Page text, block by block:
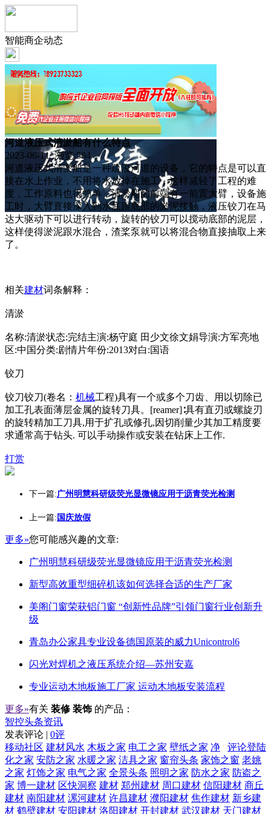
智能商企动态
河道液压式清淤船有什么特点
2023-06-11 浏览:584
河道液压式清淤船是一种疏浚河道的设备，它的特点是可以直
接在水上作业，不用将水放掉在施工，这样减轻了工程的难
度，工作原料也很简单，清淤船的前端有一前置大臂，设备施
工时，大臂直接深入到水底跟底部的淤泥接触，液压铰刀在马
达大驱动下可以进行转动，旋转的铰刀可以搅动底部的泥层，
这样使得淤泥跟水混合，渣桨泵就可以将混合物直接抽取上来
了。
相关建材词条解释：
清淤
名称:清淤状态:完结主演:杨守庭 田少文徐文娟导演:方军亮地
区:中国分类:剧情片年份:2013对白:国语
铰刀
铰刀铰刀(卷名： 机械工程)具有一个或多个刀齿、用以切除已
加工孔表面薄层金属的旋转刀具。[reamer]∶具有直刃或螺旋刃
的旋转精加工刀具,用于扩孔或修孔,因切削量少其加工精度要
求通常高于钻头. 可以手动操作或安装在钻床上工作.
打赏
下一篇:广州明慧科研级荧光显微镜应用于沥青荧光检测
上一篇: 国庆放假
更多»您可能感兴趣的文章:
广州明慧科研级荧光显微镜应用于沥青荧光检测
新型高效重型细碎机该如何选择合适的生产厂家
美阁门窗荣获铝门窗 “创新性品牌”引领门窗行业创新升
级
青岛办公家具专业设备德国原装的威力Unicontrol6
闪光对焊机之液压系统介绍—苏州安嘉
专业运动木地板施工厂家 运动木地板安装流程
更多»有关 装修 装饰 的产品：
智控头条资讯
发表评论 | 0评
评论登陆
移动社区 建材风水 木板之家 电工之家 壁纸之家 净
化之家 安防之家 水暖之家 洁具之家 窗帘头条 家饰之窗 老姚
之家 灯饰之家 电气之家 全景头条 照明之家 防水之家 防盗之
家 博一建材 区快洞察 建材 郑州建材 周口建材 信阳建材 商丘
建材 南阳建材 漯河建材 许昌建材 濮阳建材 焦作建材 新乡建
材 鹤壁建材 安阳建材 洛阳建材 开封建材 武汉建材 天门建材